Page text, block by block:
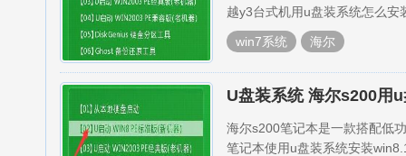
越y3台式机用u盘装系统怎么
win7系统 海尔
U盘装系统 海尔s200用
海尔s200笔记本是一款搭配低
笔记本使用u盘装系统安装